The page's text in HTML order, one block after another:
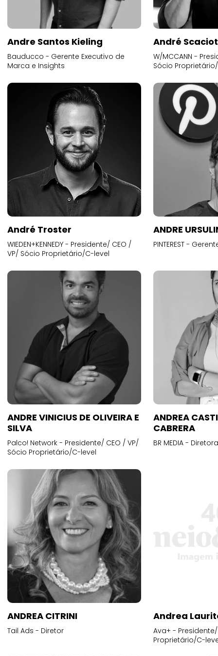
Andre Santos Kieling
Bauducco - Gerente Executivo de
Marca e Insights
André
W/MCCANN -
Sócio
André Troster
WIEDEN+KENNEDY - Presidente/ CEO /
VP/ Sócio Proprietário/C-level
ANDRE
PINTEREST -
ANDRE VINICIUS DE OLIVEIRA E
SILVA
Palco! Network - Presidente/ CEO / VP/
Sócio Proprietário/C-level
ANDREA
CABRERA
BR MEDIA -
ANDREA CITRINI
Tail Ads - Diretor
Andrea
Ava+ -
Proprietário/C-